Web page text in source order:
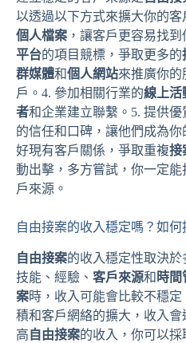
以透過以下方式來擴大你的客
個人檔案 ，讓客戶更容易找
平台的項目競標，爭取更多的
群媒體和個人網站來推廣你
戶。4. 參加相關行業的線上活
者和企業建立聯繫。5. 提供
的信任和口碑，讓他們成為
好現有客戶關係，爭取重複接
動出擊，多方嘗試，你一定
戶來源。
自由接案的收入穩定嗎？如何
自由接案的收入穩定性取決
技能、經驗、 客戶來源和 時
案時，收入可能會比較不穩
積和客戶網絡的擴大，收入
高 自由接案的收入，你可以